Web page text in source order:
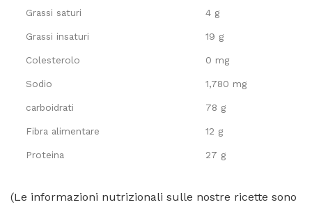
Grassi saturi 4 g
Grassi insaturi 19 g
Colesterolo 0 mg
Sodio 1,780 mg
carboidrati 78 g
Fibra alimentare 12 g
Proteina 27 g
(Le informazioni nutrizionali sulle nostre ricette sono